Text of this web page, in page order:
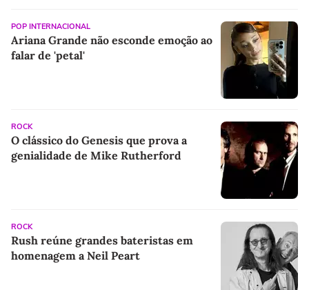
POP INTERNACIONAL
Ariana Grande não esconde emoção ao
falar de 'petal'
ROCK
O clássico do Genesis que prova a
genialidade de Mike Rutherford
ROCK
Rush reúne grandes bateristas em
homenagem a Neil Peart